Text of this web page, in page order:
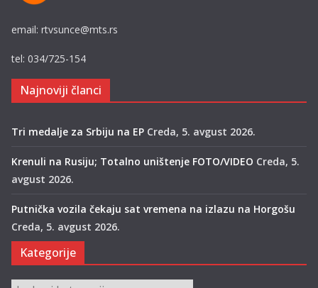
email: rtvsunce@mts.rs
tel: 034/725-154
Najnoviji članci
Tri medalje za Srbiju na EP Creda, 5. avgust 2026.
Krenuli na Rusiju; Totalno uništenje FOTO/VIDEO Creda, 5.
avgust 2026.
Putnička vozila čekaju sat vremena na izlazu na Horgošu
Creda, 5. avgust 2026.
Kategorije